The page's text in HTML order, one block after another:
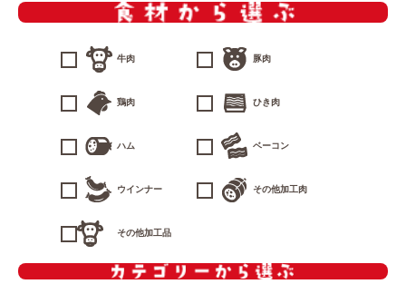
牛肉 豚肉
鶏肉 ひき肉
ハム ベーコン
ウインナー その他加工肉
その他加工品